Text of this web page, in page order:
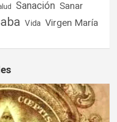
Sanación Sanar
Vida Virgen María